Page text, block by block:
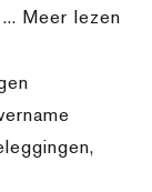
Meer lezen
,